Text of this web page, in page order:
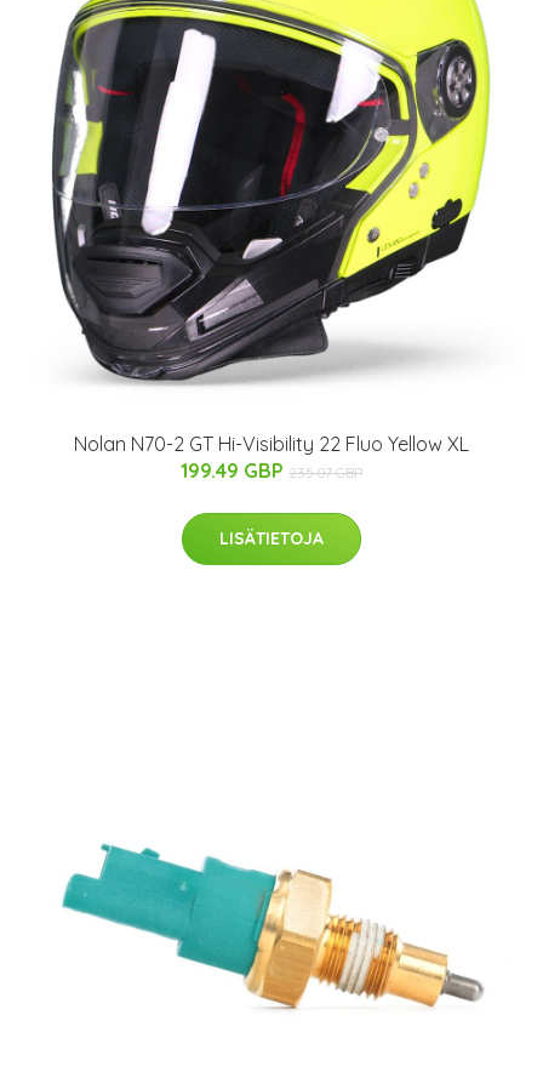
Nolan N70-2 GT Hi-Visibility 22 Fluo Yellow XL
199.49 GBP 235.07 GBP
LISÄTIETOJA